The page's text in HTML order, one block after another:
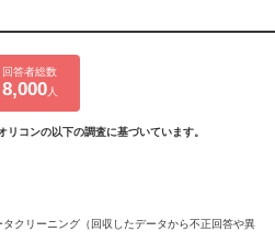
回答者総数
8,000人
リコンの以下の調査に基づいています。
クリーニング（回収したデータから不正回答や異